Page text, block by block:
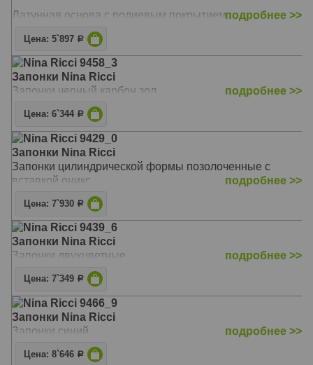
Латунная основа с родиевым покрытием.подробнее >>
Цена: 5`897 Р
Nina Ricci 9458_3
Запонки Nina Ricci
Запонки черный карбон зол.
подробнее >>
Цена: 6`344 Р
Nina Ricci 9429_0
Запонки Nina Ricci
Запонки цилиндрической формы позолоченные с
вставкой оникс
подробнее >>
Цена: 7`930 Р
Nina Ricci 9439_6
Запонки Nina Ricci
Запонки двухцветные
подробнее >>
Цена: 7`349 Р
Nina Ricci 9466_9
Запонки Nina Ricci
Запонки синий
подробнее >>
Цена: 8`646 Р